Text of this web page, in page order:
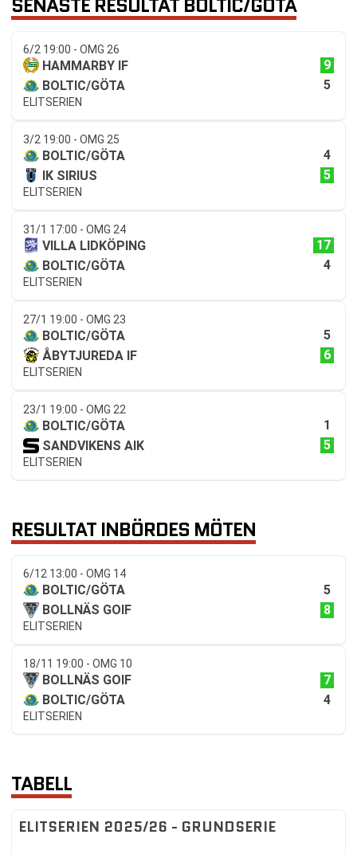
6/2 19:00 - OMG 26
HAMMARBY IF
9
BOLTIC/GÖTA
5
ELITSERIEN
3/2 19:00 - OMG 25
BOLTIC/GÖTA
4
IK SIRIUS
5
ELITSERIEN
31/1 17:00 - OMG 24
VILLA LIDKÖPING
17
BOLTIC/GÖTA
4
ELITSERIEN
27/1 19:00 - OMG 23
BOLTIC/GÖTA
5
ÅBYTJUREDA IF
6
ELITSERIEN
23/1 19:00 - OMG 22
BOLTIC/GÖTA
1
SANDVIKENS AIK
5
ELITSERIEN
RESULTAT INBÖRDES MÖTEN
6/12 13:00 - OMG 14
BOLTIC/GÖTA
5
BOLLNÄS GOIF
8
ELITSERIEN
18/11 19:00 - OMG 10
BOLLNÄS GOIF
7
BOLTIC/GÖTA
4
ELITSERIEN
TABELL
ELITSERIEN 2025/26 - GRUNDSERIE